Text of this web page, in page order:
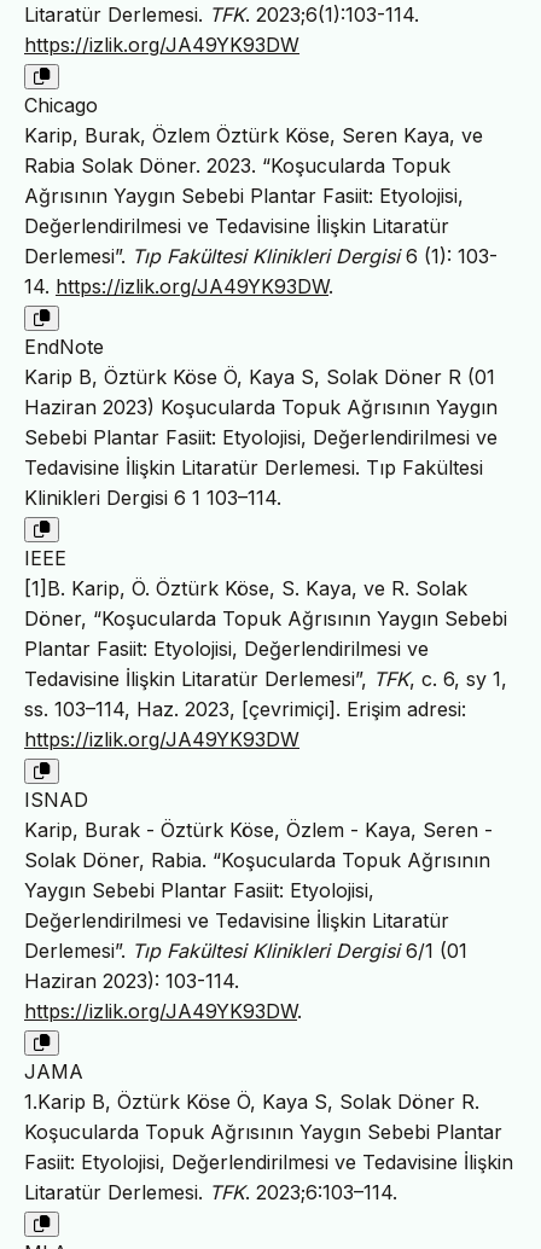
Litaratür Derlemesi. TFK. 2023;6(1):103-114.
https://izlik.org/JA49YK93DW
Chicago
Karip, Burak, Özlem Öztürk Köse, Seren Kaya, ve
Rabia Solak Döner. 2023. “Koşucularda Topuk
Ağrısının Yaygın Sebebi Plantar Fasiit: Etyolojisi,
Değerlendirilmesi ve Tedavisine İlişkin Litaratür
Derlemesi”. Tıp Fakültesi Klinikleri Dergisi6 (1): 103-
14. https://izlik.org/JA49YK93DW.
EndNote
Karip B, Öztürk Köse Ö, Kaya S, Solak Döner R (01
Haziran 2023) Koşucularda Topuk Ağrısının Yaygın
Sebebi Plantar Fasiit: Etyolojisi, Değerlendirilmesi ve
Tedavisine İlişkin Litaratür Derlemesi. Tıp Fakültesi
Klinikleri Dergisi 6 1 103–114.
IEEE
[1]B. Karip, Ö. Öztürk Köse, S. Kaya, ve R. Solak
Döner, “Koşucularda Topuk Ağrısının Yaygın Sebebi
Plantar Fasiit: Etyolojisi, Değerlendirilmesi ve
Tedavisine İlişkin Litaratür Derlemesi”, TFK, c. 6, sy 1,
ss. 103–114, Haz. 2023, [çevrimiçi]. Erişim adresi:
https://izlik.org/JA49YK93DW
ISNAD
Karip, Burak - Öztürk Köse, Özlem - Kaya, Seren -
Solak Döner, Rabia. “Koşucularda Topuk Ağrısının
Yaygın Sebebi Plantar Fasiit: Etyolojisi,
Değerlendirilmesi ve Tedavisine İlişkin Litaratür
Derlemesi”. Tıp Fakültesi Klinikleri Dergisi6/1 (01
Haziran 2023): 103-114.
https://izlik.org/JA49YK93DW.
JAMA
1.Karip B, Öztürk Köse Ö, Kaya S, Solak Döner R.
Koşucularda Topuk Ağrısının Yaygın Sebebi Plantar
Fasiit: Etyolojisi, Değerlendirilmesi ve Tedavisine İlişkin
Litaratür Derlemesi. TFK. 2023;6:103–114.